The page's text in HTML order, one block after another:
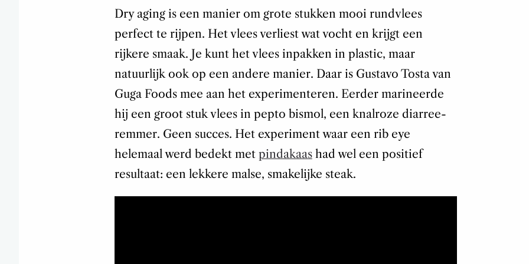
Dry aging is een manier om grote stukken mooi rundvlees
perfect te rijpen. Het vlees verliest wat vocht en krijgt een
rijkere smaak. Je kunt het vlees inpakken in plastic, maar
natuurlijk ook op een andere manier. Daar is Gustavo Tosta van
Guga Foods mee aan het experimenteren. Eerder marineerde
hij een groot stuk vlees in pepto bismol, een knalroze diarree-
remmer. Geen succes. Het experiment waar een rib eye
helemaal werd bedekt met pindakaashad wel een positief
resultaat: een lekkere malse, smakelijke steak.